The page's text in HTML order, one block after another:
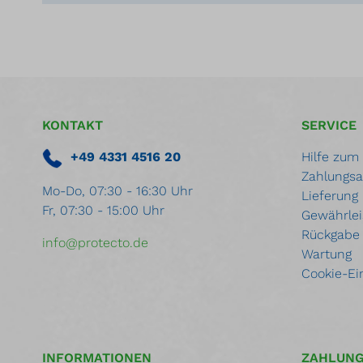
KONTAKT
+49 4331 4516 20
Mo-Do, 07:30 - 16:30 Uhr
Fr, 07:30 - 15:00 Uhr
info@protecto.de
SERVICE
Hilfe zum
Lieferung
Rückgabe
Wartung
Cookie-
INFORMATIONEN